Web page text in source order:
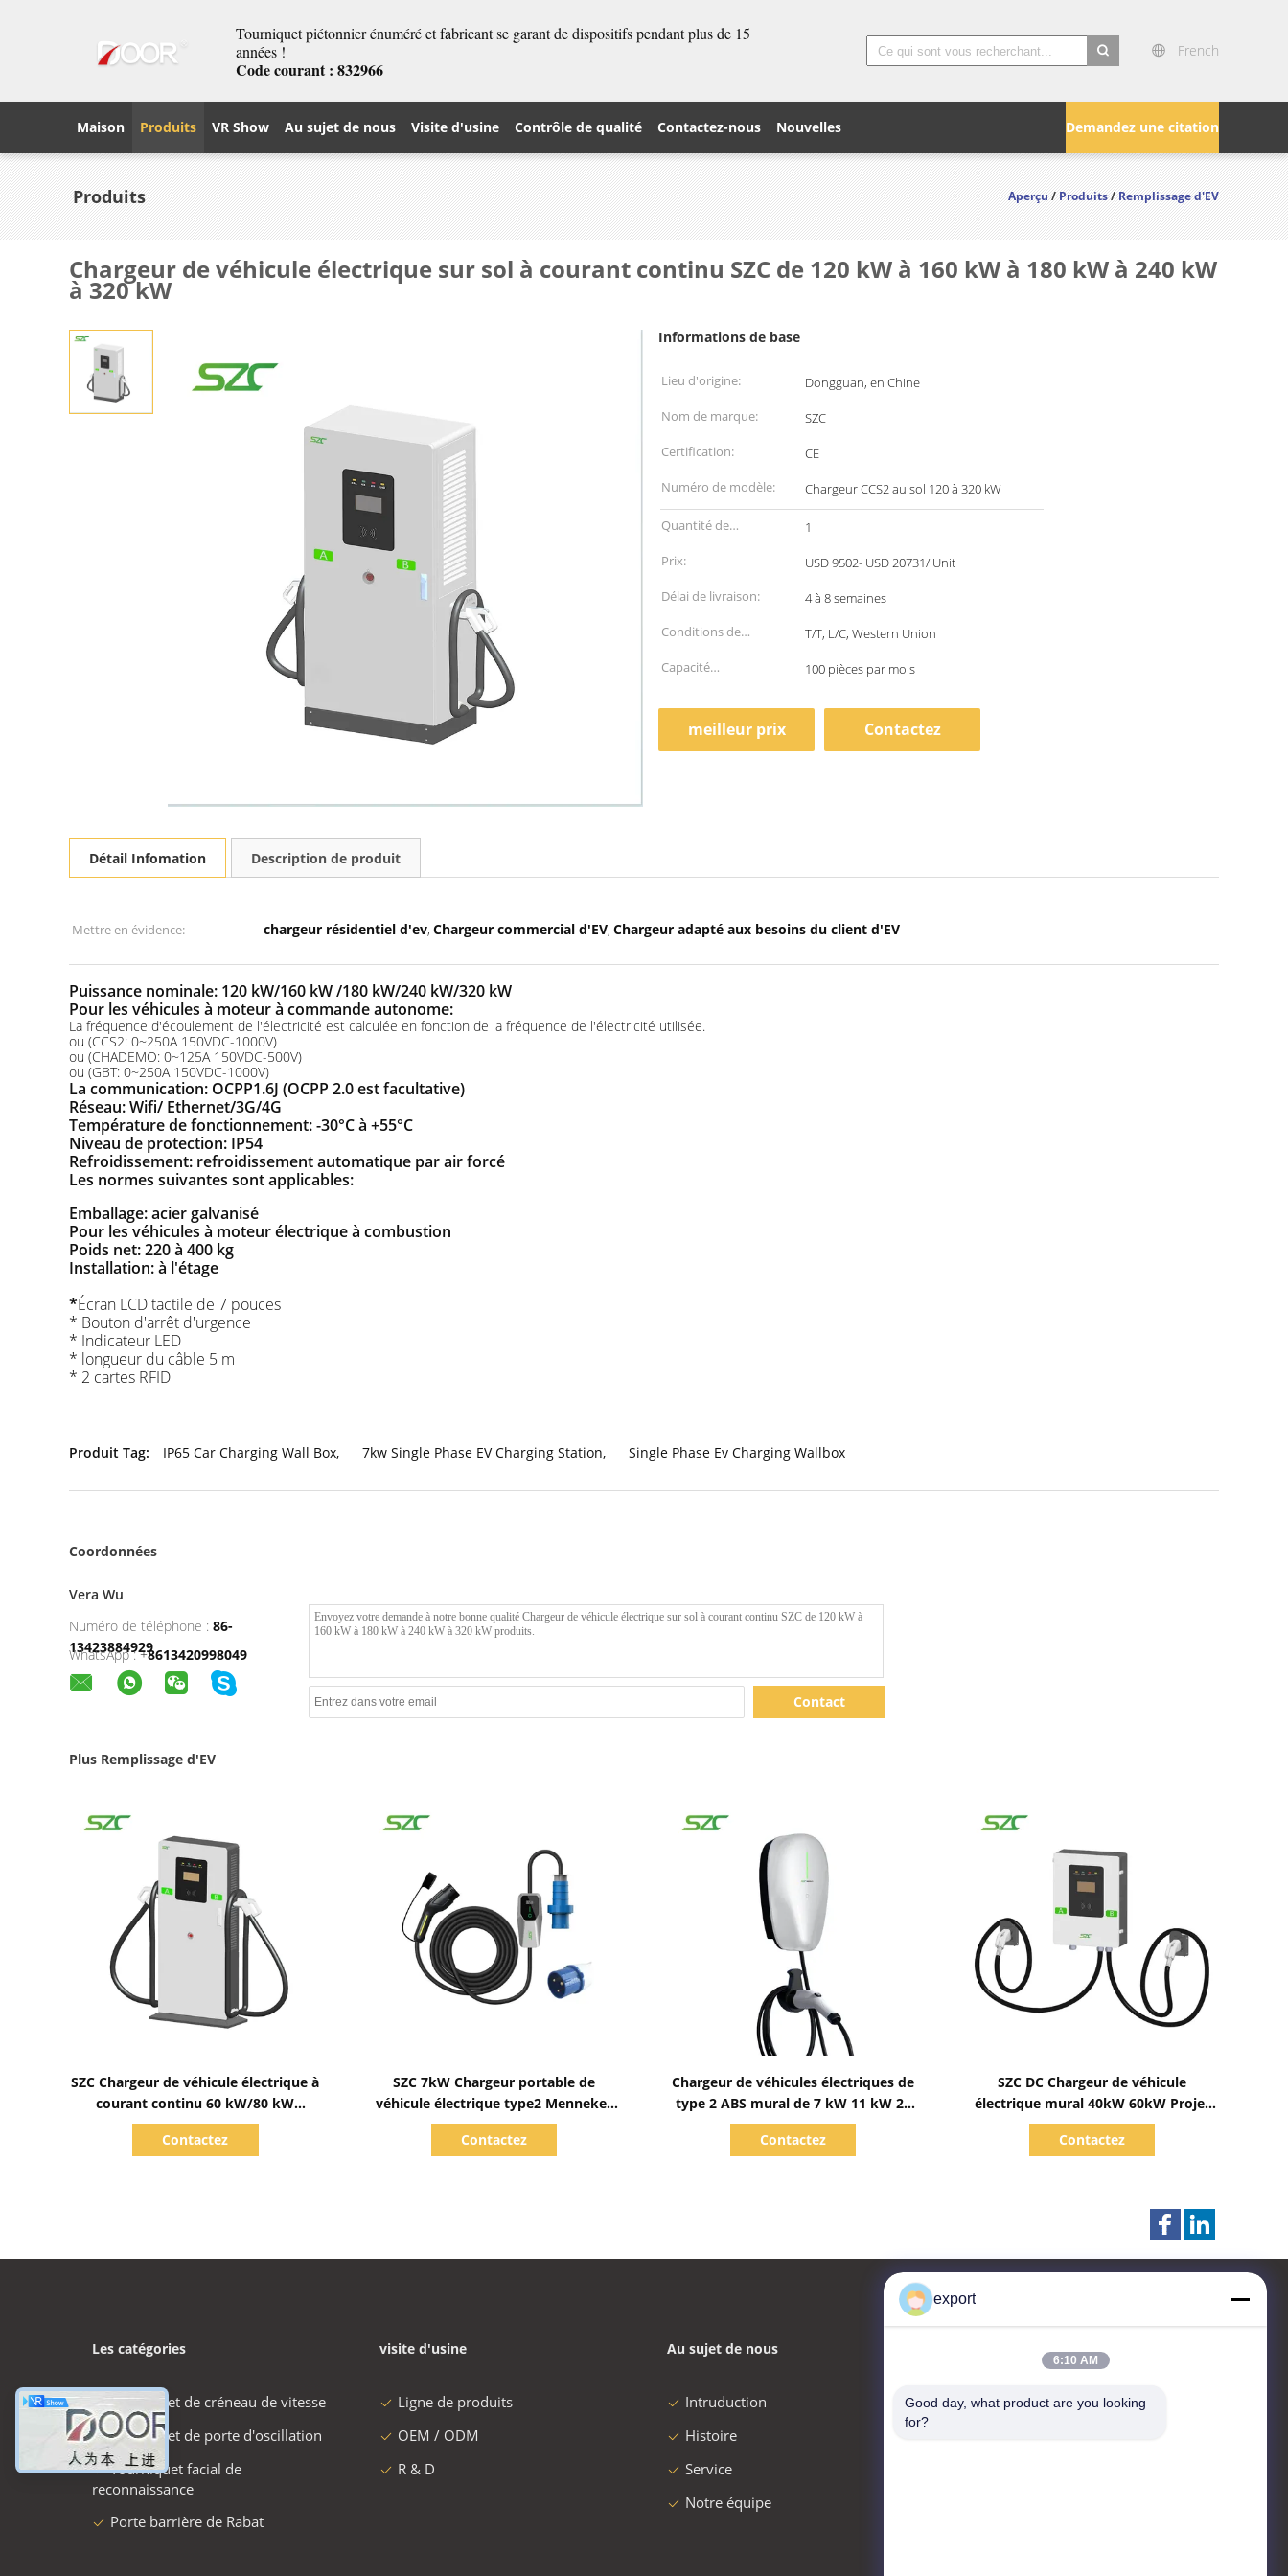
Tourniquet piétonnier énuméré et fabricant se garant de dispositifs pendant plus de 15
années !
Code courant : 832966
French
Demandez une citation
Maison Produits VR Show Au sujet de nous Visite d'usine Contrôle de qualité Contactez-nous Nouvelles
Produits Aperçu/Produits/Remplissage d'EV
Chargeur de véhicule électrique sur sol à courant continu SZC de 120 kW à 160 kW à 180 kW à 240 kW
à 320 kW
Informations de base
Lieu d'origine:
Dongguan, en Chine
Nom de marque:
SZC
Certification:
CE
Numéro de modèle:
Chargeur CCS2 au sol 120 à 320 kW
Quantité de
commande min:
1
Prix:
USD 9502- USD 20731/ Unit
Délai de livraison:
4 à 8 semaines
Conditions de
paiement:
T/T, L/C, Western Union
Capacité
100 pièces par mois
meilleur prix Contactez
Détail Infomation Description de produit
Mettre en évidence: chargeur résidentiel d'ev, Chargeur commercial d'EV, Chargeur adapté aux besoins du client d'EV
Puissance nominale: 120 kW/160 kW /180 kW/240 kW/320 kW
Pour les véhicules à moteur à commande autonome:
La fréquence d'écoulement de l'électricité est calculée en fonction de la fréquence de l'électricité utilisée.
ou (CCS2: 0~250A 150VDC-1000V)
ou (CHADEMO: 0~125A 150VDC-500V)
ou (GBT: 0~250A 150VDC-1000V)
La communication: OCPP1.6J (OCPP 2.0 est facultative)
Réseau: Wifi/ Ethernet/3G/4G
Température de fonctionnement: -30°C à +55°C
Niveau de protection: IP54
Refroidissement: refroidissement automatique par air forcé
Les normes suivantes sont applicables:
Emballage: acier galvanisé
Pour les véhicules à moteur électrique à combustion
Poids net: 220 à 400 kg
Installation: à l'étage
*Écran LCD tactile de 7 pouces
* Bouton d'arrêt d'urgence
* Indicateur LED
* longueur du câble 5 m
* 2 cartes RFID
Produit Tag: IP65 Car Charging Wall Box, 7kw Single Phase EV Charging Station, Single Phase Ev Charging Wallbox
Coordonnées
Vera Wu
Numéro de téléphone : 86-
13423884929
WhatsApp :+8613420998049
Contact
Plus Remplissage d'EV
SZC Chargeur de véhicule électrique à
courant continu 60 kW/80 kW
Matériau en acier galvanisé avec
canons mixtes pour le projet OCPP
Contactez
SZC 7kW Chargeur portable de
véhicule électrique type2 Mennekes
pour voiture électrique avec prise
industrielle à câble 5M facile à
Contactez
Chargeur de véhicules électriques de
type 2 ABS mural de 7 kW 11 kW 22
kW pour la maison et le parking dans
l'industrie européenne des véhicules
Contactez
SZC DC Chargeur de véhicule
électrique mural 40kW 60kW Projet
de matériaux en acier galvanisé
Enchère de charge Plie CCS2 avec
Contactez
Les catégories
tourniquet de créneau de vitesse
tourniquet de porte d'oscillation
Tourniquet facial de
reconnaissance
Porte barrière de Rabat
visite d'usine
Ligne de produits
OEM / ODM
R & D
Au sujet de nous
Intruduction
Histoire
Service
Notre équipe
Contactez-nous
Shenzhen Door Intelligent
Control Technology Co., Ltd
export
6:10 AM
Good day, what product are you looking
for?